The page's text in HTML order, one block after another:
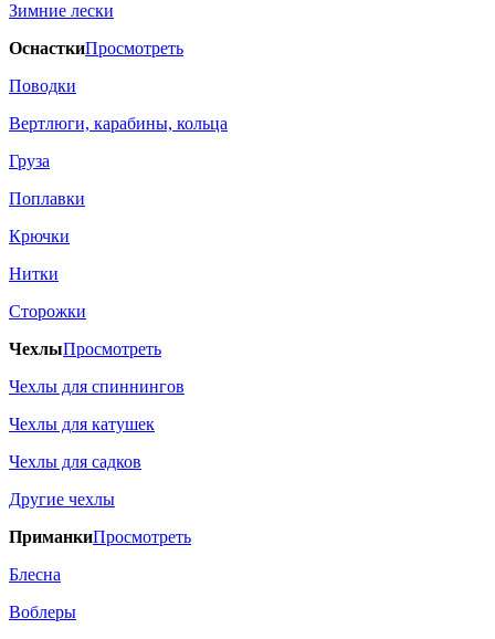
Зимние лески
ОснасткиПросмотреть
Поводки
Вертлюги, карабины, кольца
Груза
Поплавки
Крючки
Нитки
Сторожки
ЧехлыПросмотреть
Чехлы для спиннингов
Чехлы для катушек
Чехлы для садков
Другие чехлы
ПриманкиПросмотреть
Блесна
Воблеры